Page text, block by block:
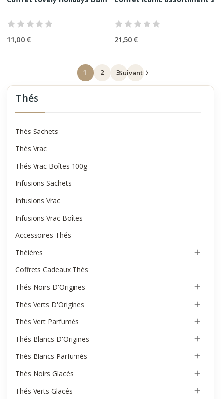
Thés
Thés Sachets
Thés Vrac
Thés Vrac Boîtes 100g
Infusions Sachets
Infusions Vrac
Infusions Vrac Boîtes
Accessoires Thés
Théières

Coffrets Cadeaux Thés
Thés Noirs D'Origines

Thés Verts D'Origines 
Thés Vert Parfumés 
Thés Blancs D'Origines 
Thés Blancs Parfumés 
Thés Noirs Glacés 
Thés Verts Glacés 
11,00 € 21,50 €
1 2 3Suivant